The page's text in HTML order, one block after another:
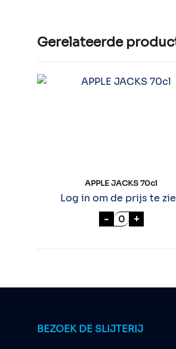
Gerelateerde
APPLE JACKS 70cl
Log in om de prijs te
- APPLE
+
BEZOEK DE SLIJTERIJ